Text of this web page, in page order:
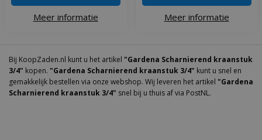
Meer informatie Meer informatie
Bij KoopZaden.nl kunt u het artikel "Gardena Scharnierend kraanstuk
3/4" kopen. "Gardena Scharnierend kraanstuk 3/4" kunt u snel en
gemakkelijk bestellen via onze webshop. Wij leveren het artikel "Gardena
Scharnierend kraanstuk 3/4" snel bij u thuis af via PostNL.